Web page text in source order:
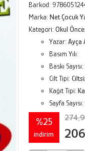
Barkod:
Marka: Net Çocuk
Kategori: Okul
Yazar: Ayça
Basım Yılı:
Baskı Sayısı:
Cilt Tipi:
Kağıt Tipi:
Sayfa Sayısı:
%25
indirim